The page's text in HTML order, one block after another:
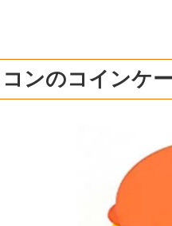
ンのコインケ